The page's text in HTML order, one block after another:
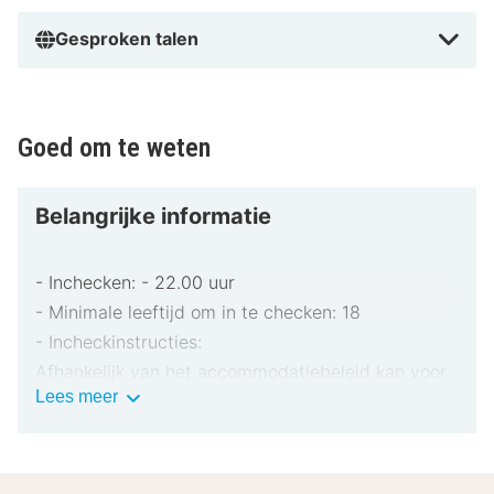
Gesproken talen
Goed om te weten
Belangrijke informatie
- Inchecken: - 22.00 uur
- Minimale leeftijd om in te checken: 18
- Incheckinstructies:
Afhankelijk van het accommodatiebeleid kan voor
extra personen een toeslag in rekening worden
Lees meerBelangrijke